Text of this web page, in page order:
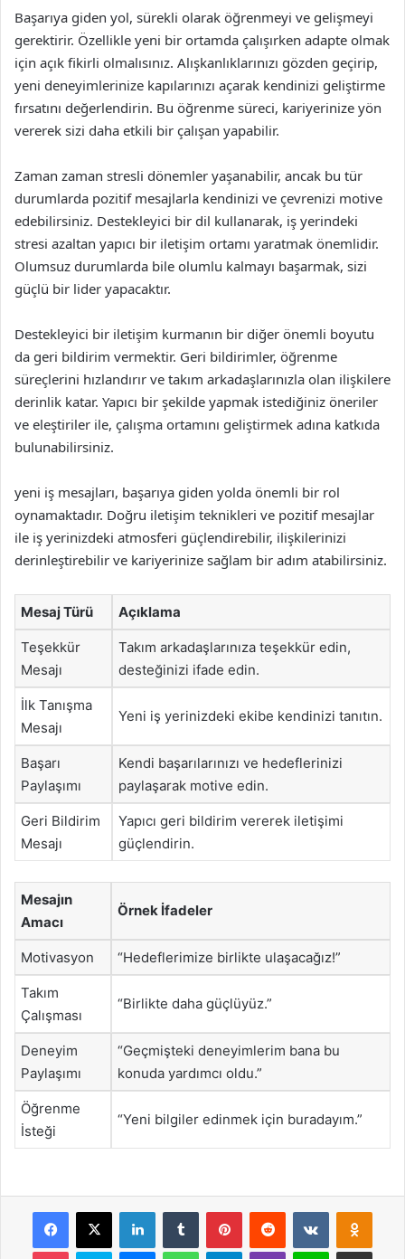
Başarıya giden yol, sürekli olarak öğrenmeyi ve gelişmeyi
gerektirir. Özellikle yeni bir ortamda çalışırken adapte olmak
için açık fikirli olmalısınız. Alışkanlıklarınızı gözden geçirip,
yeni deneyimlerinize kapılarınızı açarak kendinizi geliştirme
fırsatını değerlendirin. Bu öğrenme süreci, kariyerinize yön
vererek sizi daha etkili bir çalışan yapabilir.
Zaman zaman stresli dönemler yaşanabilir, ancak bu tür
durumlarda pozitif mesajlarla kendinizi ve çevrenizi motive
edebilirsiniz. Destekleyici bir dil kullanarak, iş yerindeki
stresi azaltan yapıcı bir iletişim ortamı yaratmak önemlidir.
Olumsuz durumlarda bile olumlu kalmayı başarmak, sizi
güçlü bir lider yapacaktır.
Destekleyici bir iletişim kurmanın bir diğer önemli boyutu
da geri bildirim vermektir. Geri bildirimler, öğrenme
süreçlerini hızlandırır ve takım arkadaşlarınızla olan ilişkilere
derinlik katar. Yapıcı bir şekilde yapmak istediğiniz öneriler
ve eleştiriler ile, çalışma ortamını geliştirmek adına katkıda
bulunabilirsiniz.
yeni iş mesajları, başarıya giden yolda önemli bir rol
oynamaktadır. Doğru iletişim teknikleri ve pozitif mesajlar
ile iş yerinizdeki atmosferi güçlendirebilir, ilişkilerinizi
derinleştirebilir ve kariyerinize sağlam bir adım atabilirsiniz.
Mesaj Türü Açıklama
Teşekkür
Mesajı
Takım arkadaşlarınıza teşekkür edin,
desteğinizi ifade edin.
İlk Tanışma
Mesajı
Yeni iş yerinizdeki ekibe kendinizi tanıtın.
Başarı
Paylaşımı
Kendi başarılarınızı ve hedeflerinizi
paylaşarak motive edin.
Geri Bildirim
Mesajı
Yapıcı geri bildirim vererek iletişimi
güçlendirin.
Mesajın
Amacı
Örnek İfadeler
Motivasyon “Hedeflerimize birlikte ulaşacağız!”
Takım
Çalışması
“Birlikte daha güçlüyüz.”
Deneyim
Paylaşımı
“Geçmişteki deneyimlerim bana bu
konuda yardımcı oldu.”
Öğrenme
İsteği
“Yeni bilgiler edinmek için buradayım.”
Facebook
X LinkedInTumblr PinterestReddit VKontakte
Pocket Skype MessengerWhatsAppTelegramViber Line E-Posta ile